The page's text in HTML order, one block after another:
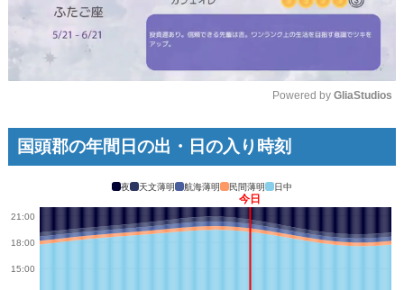
Mute
Powered by GliaStudios
国頭郡の年間日の出・日の入り時刻
夜 天文薄明 航海薄明 民間薄明 日中